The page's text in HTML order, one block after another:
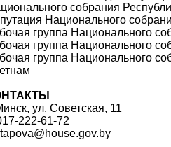
собрания
Национального
группа Национального
группа Национального
группа Национального
ул. Советская, 11
222-61-72